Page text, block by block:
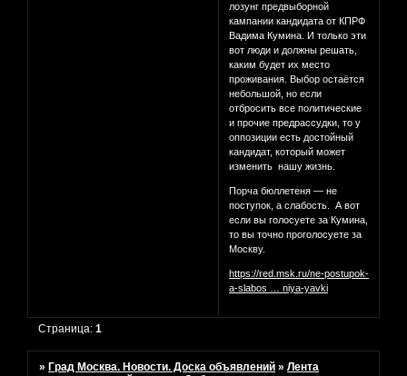
лозунг предвыборной
кампании кандидата от КПРФ
Вадима Кумина. И только эти
вот люди и должны решать,
каким будет их место
проживания. Выбор остаётся
небольшой, но если
отбросить все политические
и прочие предрассудки, то у
оппозиции есть достойный
кандидат, который может
изменить нашу жизнь.
Порча бюллетеня — не
поступок, а слабость. А вот
если вы голосуете за Кумина,
то вы точно проголосуете за
Москву.
https://red.msk.ru/ne-postupok-
a-slabos … niya-yavki
Страница:1
»Град Москва. Новости. Доска объявлений »Лента